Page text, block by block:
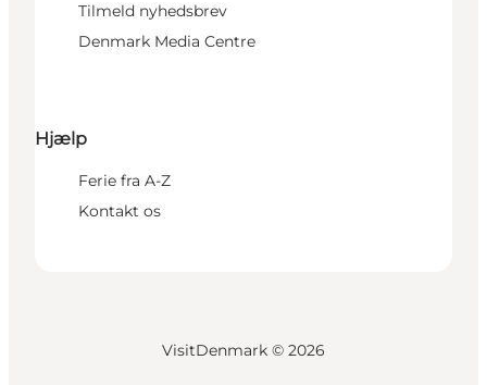
Tilmeld nyhedsbrev
Denmark Media Centre
Hjælp
Ferie fra A-Z
Kontakt os
VisitDenmark © 2026